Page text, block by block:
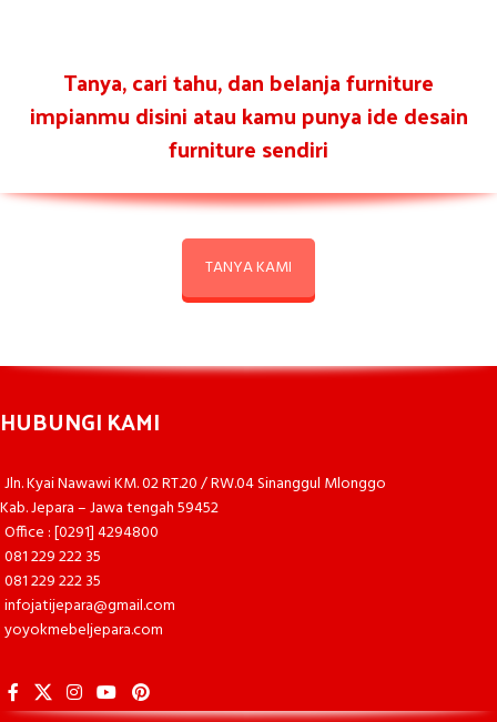
Tanya, cari tahu, dan belanja furniture
impianmu disini atau kamu punya ide desain
furniture sendiri
TANYA KAMI
HUBUNGI KAMI
Jln. Kyai Nawawi KM. 02 RT.20 / RW.04 Sinanggul Mlonggo
Kab. Jepara – Jawa tengah 59452
Office : [0291] 4294800
081 229 222 35
081 229 222 35
infojatijepara@gmail.com
yoyokmebeljepara.com